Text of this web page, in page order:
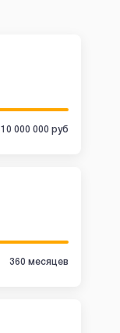
10 000 000 руб
360 месяцев